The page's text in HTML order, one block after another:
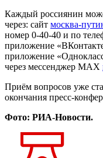
Каждый россиянин
через: сайт москва-
номер 0-40-40 и по
приложение
приложение
через мессенджер MAX
Приём вопросов уже
окончания пресс-
Фото: РИА-Новости.